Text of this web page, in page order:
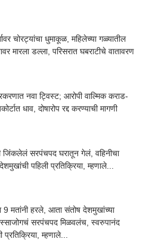
चोरट्यांचा धुमाकूळ, महिलेच्या गळ्यातील
मारला डल्ला, परिसरात घबराटीचे वातावरण
नवा ट्विस्ट; आरोपी वाल्मिक कराड-
धाव, दोषारोप रद्द करण्याची मागणी
जिंकलेलं सरपंचपद घरातून गेलं, वहिनीचा
पहिली प्रतिक्रिया, म्हणाले...
9 मतांनी हरले, आता संतोष देशमुखांच्या
सरपंचपद मिळवलंच, स्वरुपानंद
प्रतिक्रिया, म्हणाले...